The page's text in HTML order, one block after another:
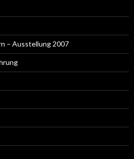
– Ausstellung 2007